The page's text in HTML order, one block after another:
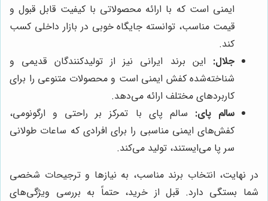
ایمنی است که با ارائه محصولاتی با کیفیت قابل قبول و
قیمت مناسب، توانسته جایگاه خوبی در بازار داخلی کسب
کند.
جلال: این برند ایرانی نیز از تولیدکنندگان قدیمی و
شناخته‌شده کفش ایمنی است و محصولات متنوعی را برای
کاربردهای مختلف ارائه می‌دهد.
سالم پای: سالم پای با تمرکز بر راحتی و ارگونومی،
کفش‌های ایمنی مناسبی را برای افرادی که ساعات طولانی
سر پا می‌ایستند، تولید می‌کند.
در نهایت، انتخاب برند مناسب، به نیازها و ترجیحات شخصی
شما بستگی دارد. قبل از خرید، حتماً به بررسی ویژگی‌های